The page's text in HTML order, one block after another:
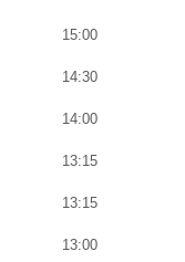
15:00
14:30
14:00
13:15
13:15
13:00